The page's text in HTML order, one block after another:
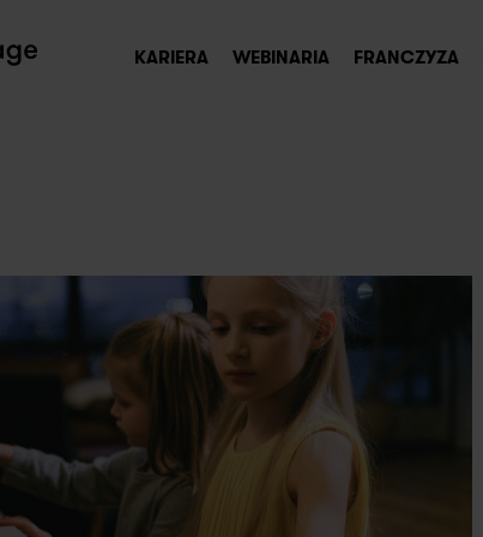
KARIERA WEBINARIA FRANCZYZA